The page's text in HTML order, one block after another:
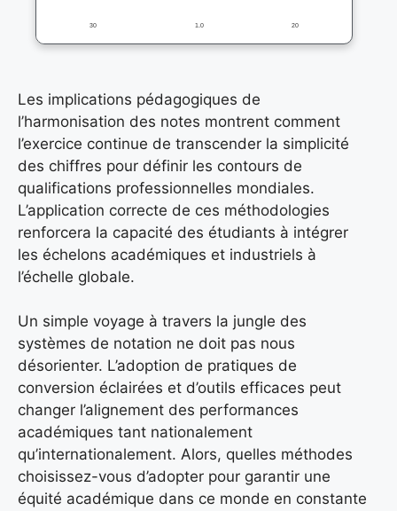
30 1.0 20
Les implications pédagogiques de
l’harmonisation des notes montrent comment
l’exercice continue de transcender la simplicité
des chiffres pour définir les contours de
qualifications professionnelles mondiales.
L’application correcte de ces méthodologies
renforcera la capacité des étudiants à intégrer
les échelons académiques et industriels à
l’échelle globale.
Un simple voyage à travers la jungle des
systèmes de notation ne doit pas nous
désorienter. L’adoption de pratiques de
conversion éclairées et d’outils efficaces peut
changer l’alignement des performances
académiques tant nationalement
qu’internationalement. Alors, quelles méthodes
choisissez-vous d’adopter pour garantir une
équité académique dans ce monde en constante